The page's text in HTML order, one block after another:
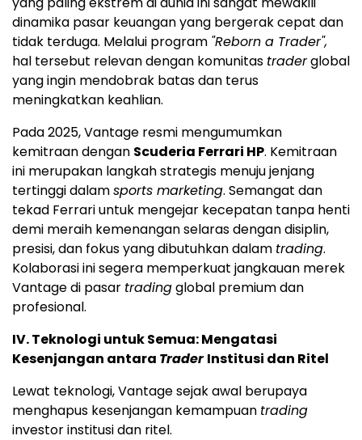
dinamika pasar keuangan yang bergerak cepat dan
tidak terduga. Melalui program "Reborn a Trader",
hal tersebut relevan dengan komunitas traderglobal
yang ingin mendobrak batas dan terus
meningkatkan keahlian.
Pada 2025, Vantage resmi mengumumkan
kemitraan dengan Scuderia Ferrari HP. Kemitraan
ini merupakan langkah strategis menuju jenjang
tertinggi dalamsports marketing. Semangat dan
tekad Ferrari untuk mengejar kecepatan tanpa henti
demi meraih kemenangan selaras dengan disiplin,
presisi, dan fokus yang dibutuhkan dalam trading.
Kolaborasi ini segera memperkuat jangkauan merek
Vantage di pasar tradingglobal premium dan
profesional.
IV. Teknologi untuk Semua: Mengatasi
Kesenjangan antara TraderInstitusi dan Ritel
Lewat teknologi, Vantage sejak awal berupaya
menghapus kesenjangan kemampuan trading
investor institusi dan ritel.